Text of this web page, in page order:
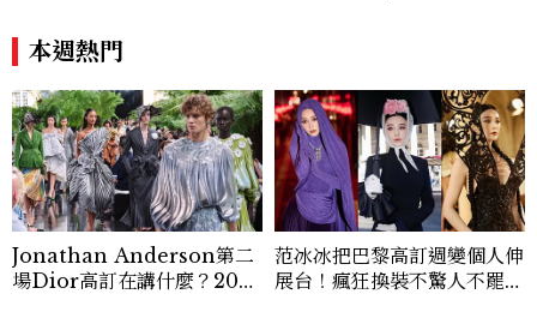
本！
本週熱門
Jonathan Anderson第二
場Dior高訂在講什麼？2026
范冰冰把巴黎高訂週變個人伸
展台！瘋狂換裝不驚人不罷